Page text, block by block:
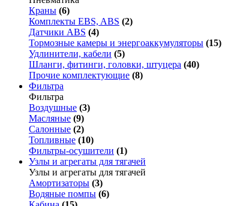
Краны (6)
Комплекты EBS, ABS (2)
Датчики ABS (4)
Тормозные камеры и энергоаккумуляторы (15)
Удлинители, кабели (5)
Шланги, фитинги, головки, штуцера (40)
Прочие комплектующие (8)
Фильтра
Фильтра
Воздушные (3)
Масляные (9)
Салонные (2)
Топливные (10)
Фильтры-осушители (1)
Узлы и агрегаты для тягачей
Узлы и агрегаты для тягачей
Амортизаторы (3)
Водяные помпы (6)